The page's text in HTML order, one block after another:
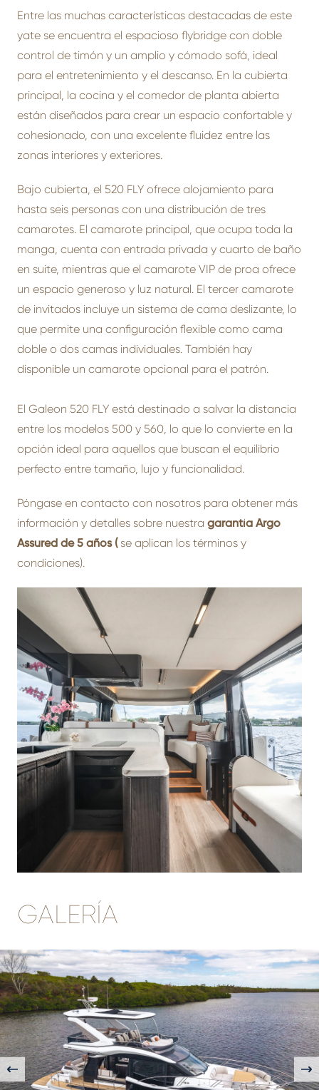
Entre las muchas características destacadas de este
yate se encuentra el espacioso flybridge con doble
control de timón y un amplio y cómodo sofá, ideal
para el entretenimiento y el descanso. En la cubierta
principal, la cocina y el comedor de planta abierta
están diseñados para crear un espacio confortable y
cohesionado, con una excelente fluidez entre las
zonas interiores y exteriores.
Bajo cubierta, el 520 FLY ofrece alojamiento para
hasta seis personas con una distribución de tres
camarotes. El camarote principal, que ocupa toda la
manga, cuenta con entrada privada y cuarto de baño
en suite, mientras que el camarote VIP de proa ofrece
un espacio generoso y luz natural. El tercer camarote
de invitados incluye un sistema de cama deslizante, lo
que permite una configuración flexible como cama
doble o dos camas individuales. También hay
disponible un camarote opcional para el patrón.
El Galeon 520 FLY está destinado a salvar la distancia
entre los modelos 500 y 560, lo que lo convierte en la
opción ideal para aquellos que buscan el equilibrio
perfecto entre tamaño, lujo y funcionalidad.
Póngase en contacto con nosotros para obtener más
información y detalles sobre nuestra garantía Argo
Assured de 5 años ( se aplican los términos y
condiciones).
GALERÍA